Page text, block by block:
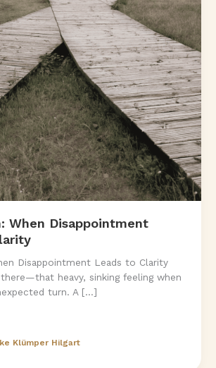
When Disappointment
Disappointment Leads to Clarity
there—that heavy, sinking feeling when
turn. A […]
Klümper Hilgart